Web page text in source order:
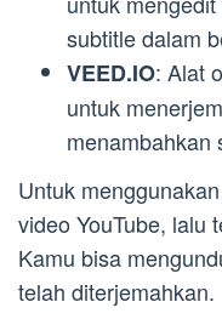
subtitle dalam
VEED.IO: Alat
untuk
menambahkan
Untuk
video YouTube, lalu
Kamu bisa
telah diterjemahkan.